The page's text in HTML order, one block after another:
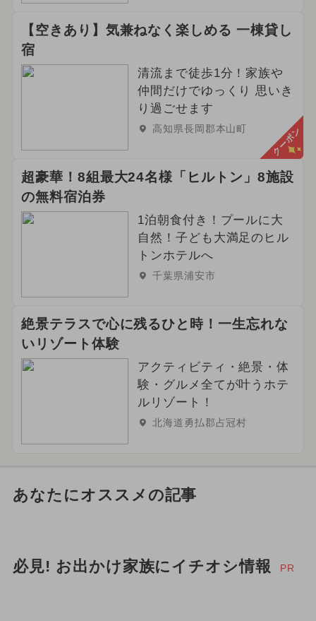
【空きあり】気兼ねなく楽しめる 一棟貸し
宿
清流まで徒歩1分！家族や
仲間だけでゆっくり 思いき
り過ごせます
高知県長岡郡本山町 クーポン
超豪華！8組最大24名様「ヒルトン」8施設
の無料宿泊券
1泊朝食付き！プールに大
自然！子ども大満足のヒル
トンホテルへ
千葉県浦安市
絶景テラスで心に残るひと時！一生忘れな
いリゾート体験
アクティビティ・絶景・体
験・グルメ全てが叶うホテ
ルリゾート！
北海道勇払郡占冠村
あなたにオススメの記事
必見! お出かけ家族にイチオシ情報 PR